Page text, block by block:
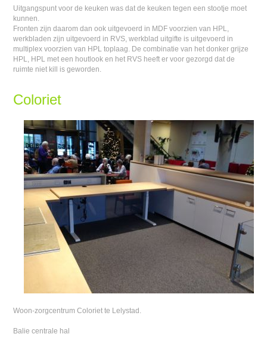
Uitgangspunt voor de keuken was dat de keuken tegen een stootje moet
kunnen.
Fronten zijn daarom dan ook uitgevoerd in MDF voorzien van HPL,
werkbladen zijn uitgevoerd in RVS, werkblad uitgifte is uitgevoerd in
multiplex voorzien van HPL toplaag. De combinatie van het donker grijze
HPL, HPL met een houtlook en het RVS heeft er voor gezorgd dat de
ruimte niet kill is geworden.
Coloriet
Woon-zorgcentrum Coloriet te Lelystad.
Balie centrale hal